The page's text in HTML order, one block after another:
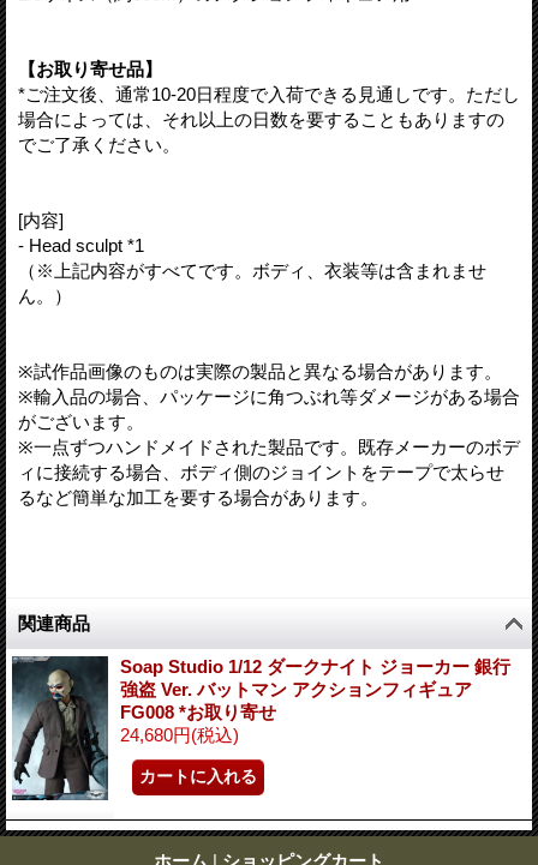
【お取り寄せ品】
*ご注文後、通常10-20日程度で入荷できる見通しです。ただし
場合によっては、それ以上の日数を要することもありますの
でご了承ください。
[内容]
- Head sculpt *1
（※上記内容がすべてです。ボディ、衣装等は含まれませ
ん。）
※試作品画像のものは実際の製品と異なる場合があります。
※輸入品の場合、パッケージに角つぶれ等ダメージがある場合
がございます。
※一点ずつハンドメイドされた製品です。既存メーカーのボデ
ィに接続する場合、ボディ側のジョイントをテープで太らせ
るなど簡単な加工を要する場合があります。
関連商品
Soap Studio 1/12 ダークナイト ジョーカー 銀行
強盗 Ver. バットマン アクションフィギュア
FG008 *お取り寄せ
24,680円(税込)
ホーム | ショッピングカート